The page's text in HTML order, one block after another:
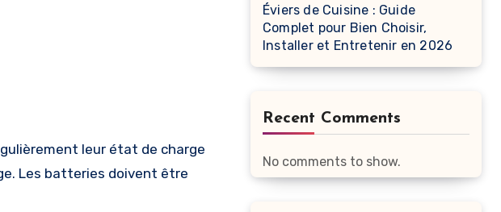
leur état de charge
Les batteries doivent être
Éviers de Cuisine : Guide
Complet pour Bien Choisir,
Installer et Entretenir en 2026
Recent Comments
No comments to show.